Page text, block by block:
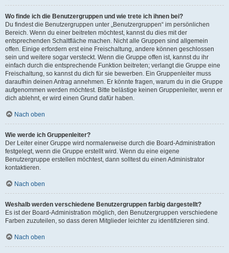
Wo finde ich die Benutzergruppen und wie trete ich ihnen bei?
Du findest die Benutzergruppen unter „Benutzergruppen“ im persönlichen
Bereich. Wenn du einer beitreten möchtest, kannst du dies mit der
entsprechenden Schaltfläche machen. Nicht alle Gruppen sind allgemein
offen. Einige erfordern erst eine Freischaltung, andere können geschlossen
sein und weitere sogar versteckt. Wenn die Gruppe offen ist, kannst du ihr
einfach durch die entsprechende Funktion beitreten; verlangt die Gruppe eine
Freischaltung, so kannst du dich für sie bewerben. Ein Gruppenleiter muss
daraufhin deinen Antrag annehmen. Er könnte fragen, warum du in die Gruppe
aufgenommen werden möchtest. Bitte belästige keinen Gruppenleiter, wenn er
dich ablehnt, er wird einen Grund dafür haben.
Nach oben
Wie werde ich Gruppenleiter?
Der Leiter einer Gruppe wird normalerweise durch die Board-Administration
festgelegt, wenn die Gruppe erstellt wird. Wenn du eine eigene
Benutzergruppe erstellen möchtest, dann solltest du einen Administrator
kontaktieren.
Nach oben
Weshalb werden verschiedene Benutzergruppen farbig dargestellt?
Es ist der Board-Administration möglich, den Benutzergruppen verschiedene
Farben zuzuteilen, so dass deren Mitglieder leichter zu identifizieren sind.
Nach oben